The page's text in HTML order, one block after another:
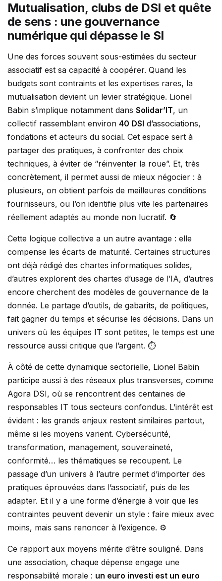
Mutualisation, clubs de DSI et quête
de sens : une gouvernance
numérique qui dépasse le SI
Une des forces souvent sous-estimées du secteur
associatif est sa capacité à coopérer. Quand les
budgets sont contraints et les expertises rares, la
mutualisation devient un levier stratégique. Lionel
Babin s’implique notamment dans Solidar’IT, un
collectif rassemblant environ 40 DSI d’associations,
fondations et acteurs du social. Cet espace sert à
partager des pratiques, à confronter des choix
techniques, à éviter de “réinventer la roue”. Et, très
concrètement, il permet aussi de mieux négocier : à
plusieurs, on obtient parfois de meilleures conditions
fournisseurs, ou l’on identifie plus vite les partenaires
réellement adaptés au monde non lucratif. 🔄
Cette logique collective a un autre avantage : elle
compense les écarts de maturité. Certaines structures
ont déjà rédigé des chartes informatiques solides,
d’autres explorent des chartes d’usage de l’IA, d’autres
encore cherchent des modèles de gouvernance de la
donnée. Le partage d’outils, de gabarits, de politiques,
fait gagner du temps et sécurise les décisions. Dans un
univers où les équipes IT sont petites, le temps est une
ressource aussi critique que l’argent. ⏱️
À côté de cette dynamique sectorielle, Lionel Babin
participe aussi à des réseaux plus transverses, comme
Agora DSI, où se rencontrent des centaines de
responsables IT tous secteurs confondus. L’intérêt est
évident : les grands enjeux restent similaires partout,
même si les moyens varient. Cybersécurité,
transformation, management, souveraineté,
conformité… les thématiques se recoupent. Le
passage d’un univers à l’autre permet d’importer des
pratiques éprouvées dans l’associatif, puis de les
adapter. Et il y a une forme d’énergie à voir que les
contraintes peuvent devenir un style : faire mieux avec
moins, mais sans renoncer à l’exigence. ⚙️
Ce rapport aux moyens mérite d’être souligné. Dans
une association, chaque dépense engage une
responsabilité morale : un euro investi est un euro